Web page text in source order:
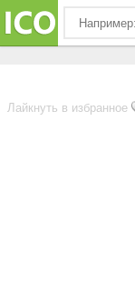
Лайкнуть в избранное